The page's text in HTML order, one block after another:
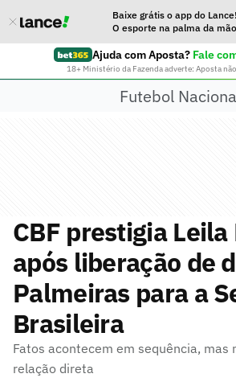
Baixe grátis o app do Lance!
O esporte na palma da
Ajuda com Aposta? Fale
18+ Ministério da Fazenda adverte: Aposta
Futebol
CBF prestigia
após liberação de
Palmeiras para a
Brasileira
Fatos acontecem em sequência, mas
relação direta